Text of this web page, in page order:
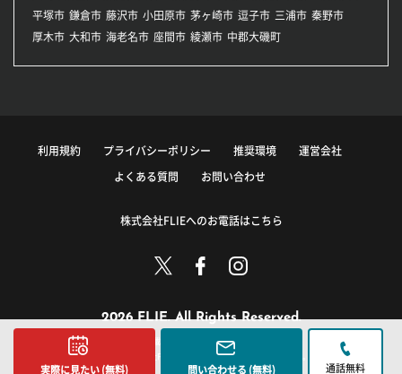
実際に見たい (無料) 問い合わせる (無料) 通話無料
平塚市 鎌倉市 藤沢市 小田原市 茅ヶ崎市 逗子市 三浦市 秦野市
厚木市 大和市 海老名市 座間市 綾瀬市 中郡大磯町
利用規約 プライバシーポリシー 推奨環境 運営会社
よくある質問 お問い合わせ
株式会社FLIEへのお電話はこちら
2026 FLIE. All Rights Reserved.
このサイトに掲載している情報の無断転載を禁止します。
著作権は株式会社FLIEまたはその情報提供者に帰属します。